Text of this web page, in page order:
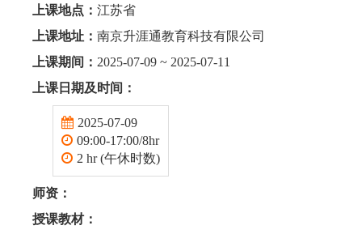
上课地点： 江苏省
上课地址： 南京升涯通教育科技有限公司
上课期间： 2025-07-09 ~ 2025-07-11
上课日期及时间：
2025-07-09
09:00-17:00/8hr
2 hr (午休时数)
师资：
授课教材：